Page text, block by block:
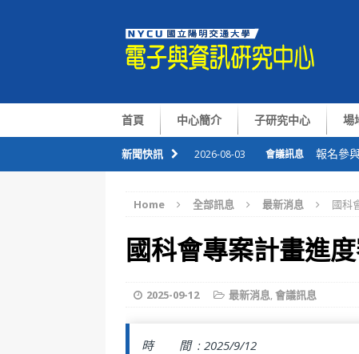
首頁 中心簡介 子研究中心 場
新聞快訊 2026-08-03 會議訊息 報名參
2026-07-01 會議訊息 整合感
2026-08-05 會議訊息
Home 全部訊息 最新消息 國科
國科會專案計畫進
2025-09-12 最新消息,會議訊息
時 間 : 2025/9/12